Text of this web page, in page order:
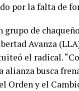
por la falta de
grupo de
Avanza
el radical.
alianza busca
Orden y el